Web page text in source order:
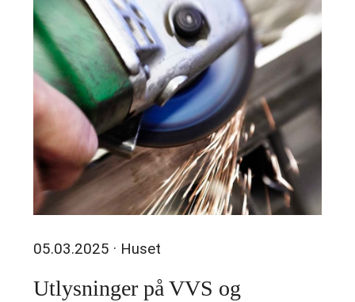
05.03.2025 · Huset
Utlysninger på VVS og